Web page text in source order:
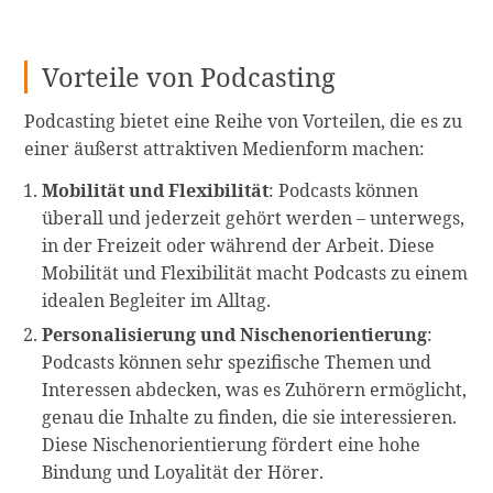
Vorteile von Podcasting
Podcasting bietet eine Reihe von Vorteilen, die es zu
einer äußerst attraktiven Medienform machen:
Mobilität und Flexibilität: Podcasts können
überall und jederzeit gehört werden – unterwegs,
in der Freizeit oder während der Arbeit. Diese
Mobilität und Flexibilität macht Podcasts zu einem
idealen Begleiter im Alltag.
Personalisierung und Nischenorientierung:
Podcasts können sehr spezifische Themen und
Interessen abdecken, was es Zuhörern ermöglicht,
genau die Inhalte zu finden, die sie interessieren.
Diese Nischenorientierung fördert eine hohe
Bindung und Loyalität der Hörer.